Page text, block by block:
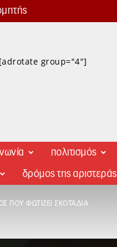
[adrotate group="4"]
πολιτισμός
δρόμος της αριστεράς
ΠΟΥ ΦΩΤΊΖΕΙ ΣΚΟΤΆΔΙΑ